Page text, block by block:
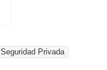
Seguridad Privada